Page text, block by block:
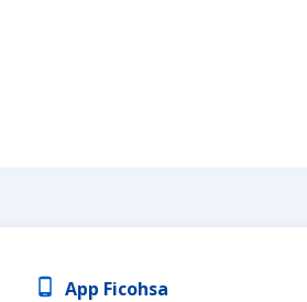
App Ficohsa